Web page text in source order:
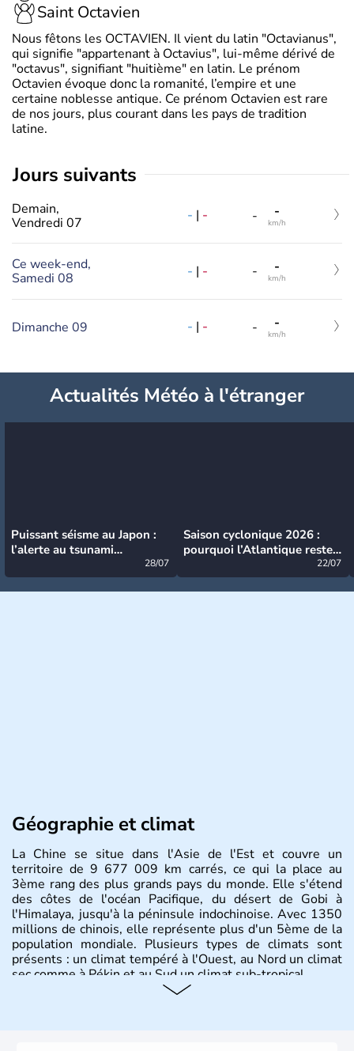
Saint Octavien
Nous fêtons les OCTAVIEN. Il vient du latin "Octavianus",
qui signifie "appartenant à Octavius", lui-même dérivé de
"octavus", signifiant "huitième" en latin. Le prénom
Octavien évoque donc la romanité, l’empire et une
certaine noblesse antique. Ce prénom Octavien est rare
de nos jours, plus courant dans les pays de tradition
latine.
jours suivants
Demain,
Vendredi 07
- | - - -
km/h
Ce week-end,
Samedi 08
- | - - -
km/h
Dimanche 09 - | - - -
km/h
Actualités Météo à l'étranger
Puissant séisme au Japon :
l’alerte au tsunami
28/07
Saison cyclonique 2026 :
pourquoi l’Atlantique reste
22/07
Géographie et climat
La Chine se situe dans l'Asie de l'Est et couvre un
territoire de 9 677 009 km carrés, ce qui la place au
3ème rang des plus grands pays du monde. Elle s'étend
des côtes de l'océan Pacifique, du désert de Gobi à
l'Himalaya, jusqu'à la péninsule indochinoise. Avec 1350
millions de chinois, elle représente plus d'un 5ème de la
population mondiale. Plusieurs types de climats sont
présents : un climat tempéré à l'Ouest, au Nord un climat
sec comme à Pékin et au Sud un climat sub-tropical.